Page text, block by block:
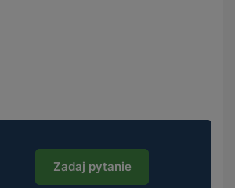
Zadaj pytanie